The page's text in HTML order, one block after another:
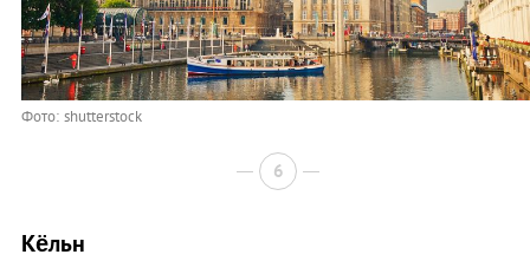
Фото: shutterstock
6
Кёльн